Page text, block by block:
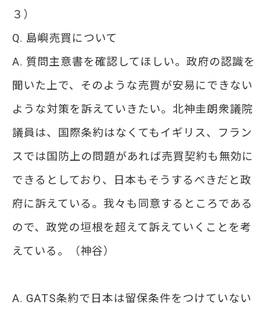
３）
Q. 島嶼売買について
A. 質問主意書を確認してほしい。政府の認識を
聞いた上で、そのような売買が安易にできない
ような対策を訴えていきたい。北神圭朗衆議院
議員は、国際条約はなくてもイギリス、フラン
スでは国防上の問題があれば売買契約も無効に
できるとしており、日本もそうするべきだと政
府に訴えている。我々も同意するところである
ので、政党の垣根を超えて訴えていくことを考
えている。（神谷）
A. GATS条約で日本は留保条件をつけていない